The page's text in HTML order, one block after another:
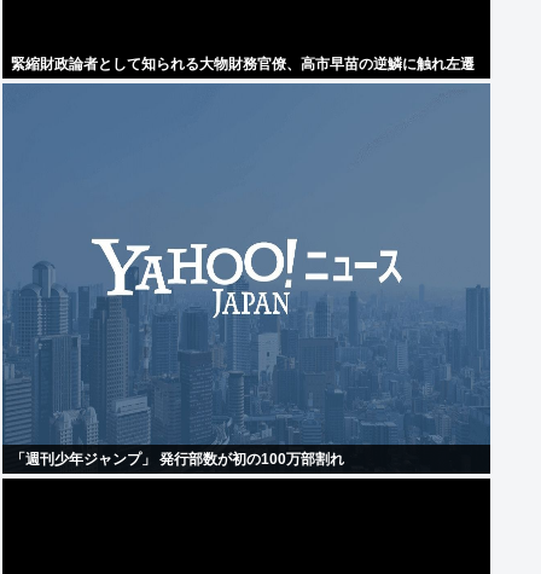
緊縮財政論者として知られる大物財務官僚、高市早苗の逆鱗に触れ左遷
「週刊少年ジャンプ」 発行部数が初の100万部割れ